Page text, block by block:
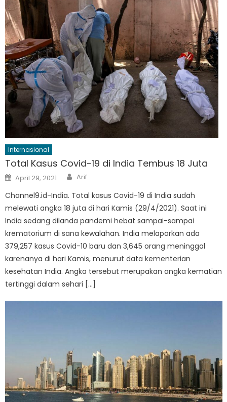
Internasional
Total Kasus Covid-19 di India Tembus 18 Juta
Posted
on
April 29, 2021 Author
Arif
Channel9.id-India. Total kasus Covid-19 di India sudah
melewati angka 18 juta di hari Kamis (29/4/2021). Saat ini
India sedang dilanda pandemi hebat sampai-sampai
krematorium di sana kewalahan. India melaporkan ada
379,257 kasus Covid-10 baru dan 3,645 orang meninggal
karenanya di hari Kamis, menurut data kementerian
kesehatan India. Angka tersebut merupakan angka kematian
tertinggi dalam sehari […]